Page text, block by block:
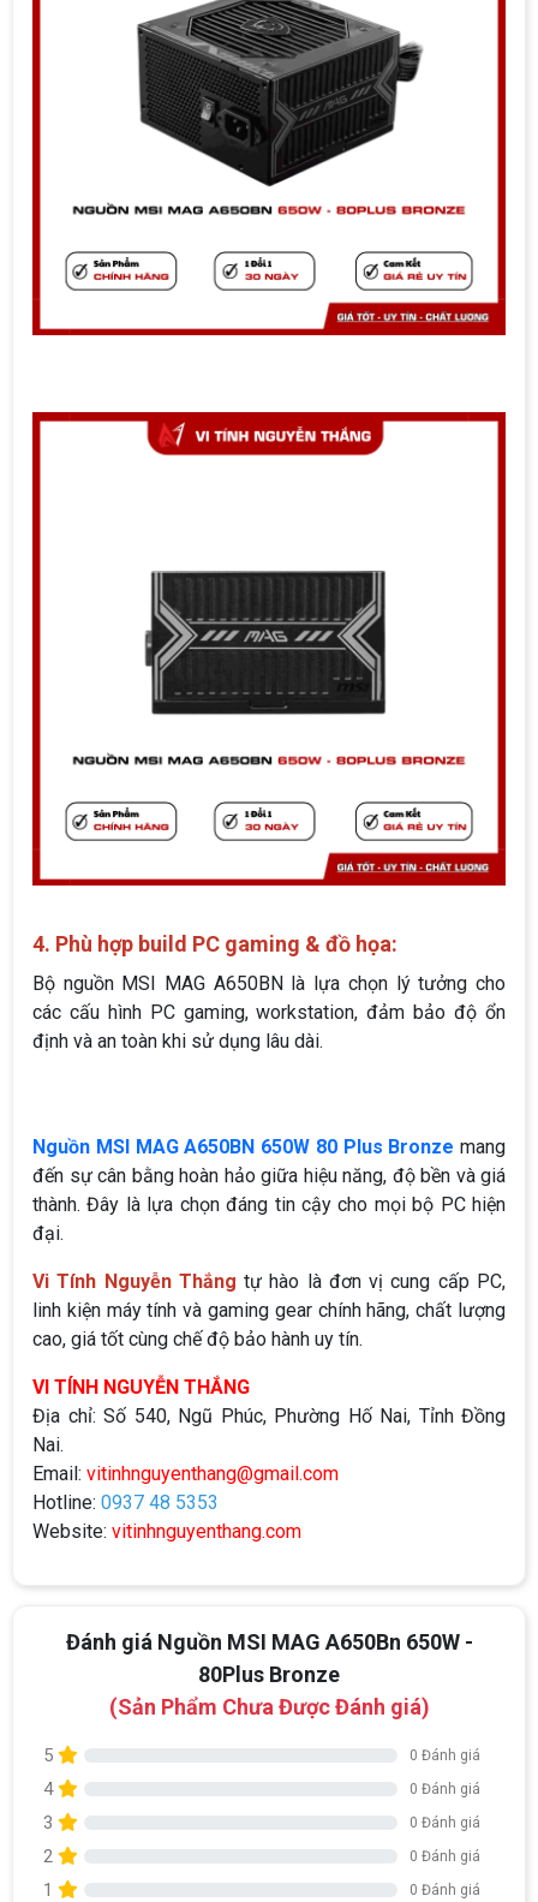
4. Phù hợp build PC gaming & đồ họa:
Bộ nguồn MSI MAG A650BN là lựa chọn lý tưởng cho
các cấu hình PC gaming, workstation, đảm bảo độ ổn
định và an toàn khi sử dụng lâu dài.
Nguồn MSI MAG A650BN 650W 80 Plus Bronze mang
đến sự cân bằng hoàn hảo giữa hiệu năng, độ bền và giá
thành. Đây là lựa chọn đáng tin cậy cho mọi bộ PC hiện
đại.
Vi Tính Nguyễn Thắng tự hào là đơn vị cung cấp PC,
linh kiện máy tính và gaming gear chính hãng, chất lượng
cao, giá tốt cùng chế độ bảo hành uy tín.
VI TÍNH NGUYỄN THẮNG
Địa chỉ: Số 540, Ngũ Phúc, Phường Hố Nai, Tỉnh Đồng
Nai.
Email: vitinhnguyenthang@gmail.com
Hotline: 0937 48 5353
Website: vitinhnguyenthang.com
Đánh giá Nguồn MSI MAG A650Bn 650W -
80Plus Bronze
(Sản Phẩm Chưa Được Đánh giá)
5 0 Đánh giá
4 0 Đánh giá
3 0 Đánh giá
2 0 Đánh giá
1 0 Đánh giá